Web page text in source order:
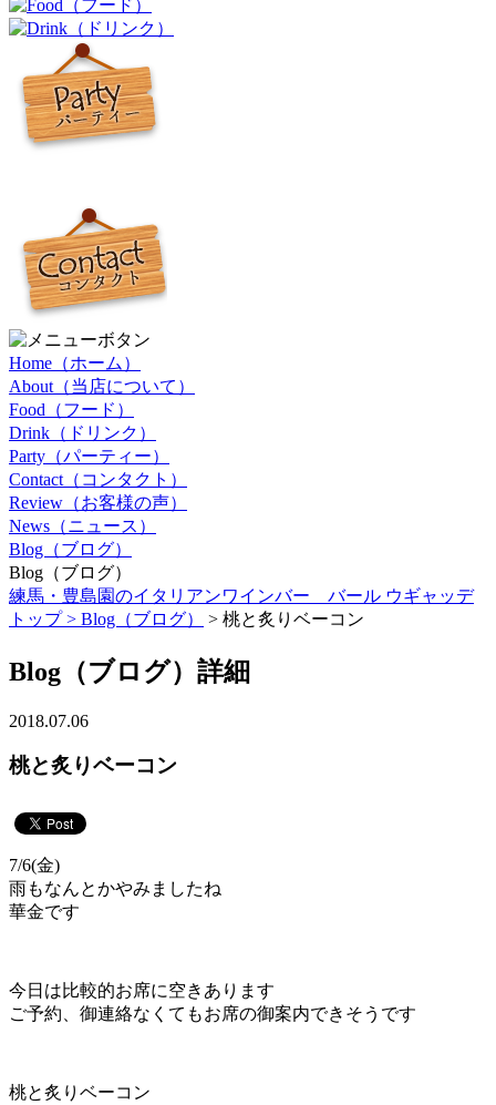
Home（ホーム）
About（当店について）
Food（フード）
Drink（ドリンク）
Party（パーティー）
Contact（コンタクト）
Review（お客様の声）
News（ニュース）
Blog（ブログ）
Blog（ブログ）
練馬・豊島園のイタリアンワインバー バール ウギャッデ
トップ > Blog（ブログ） > 桃と炙りベーコン
Blog（ブログ）詳細
2018.07.06
桃と炙りベーコン
7/6(金)
雨もなんとかやみましたね
華金です
今日は比較的お席に空きあります
ご予約、御連絡なくてもお席の御案内できそうです
桃と炙りベーコン